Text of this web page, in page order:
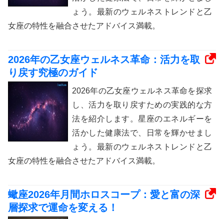
ょう。最新のウェルネストレンドと乙
女座の特性を融合させたアドバイス満載。
2026年の乙女座ウェルネス革命：活力を取
り戻す究極のガイド
2026年の乙女座ウェルネス革命を探求
し、活力を取り戻すための実践的な方
法を紹介します。星座のエネルギーを
活かした健康法で、日常を輝かせまし
ょう。最新のウェルネストレンドと乙
女座の特性を融合させたアドバイス満載。
蠍座2026年月間ホロスコープ：愛と富の深
層探求で運命を変える！